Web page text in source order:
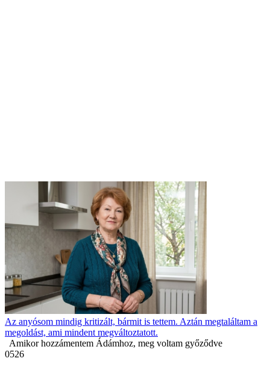
Az anyósom mindig kritizált, bármit is tettem. Aztán megtaláltam a
megoldást, ami mindent megváltoztatott.
Amikor hozzámentem Ádámhoz, meg voltam győződve
0526